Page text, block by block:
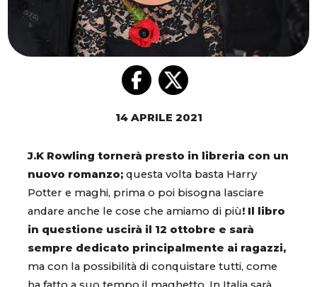
14 APRILE 2021
J.K Rowling tornerà presto in libreria con un
nuovo romanzo; questa volta basta Harry
Potter e maghi, prima o poi bisogna lasciare
andare anche le cose che amiamo di più! Il libro
in questione uscirà il 12 ottobre e sarà
sempre dedicato principalmente ai ragazzi,
ma con la possibilità di conquistare tutti, come